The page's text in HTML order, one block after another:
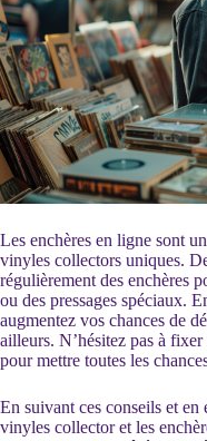
Les enchères en ligne sont
vinyles collectors uniques.
régulièrement des enchères
ou des pressages spéciaux.
augmentez vos chances de
ailleurs. N’hésitez pas à
pour mettre toutes les
En suivant ces conseils et en
vinyles collector et les